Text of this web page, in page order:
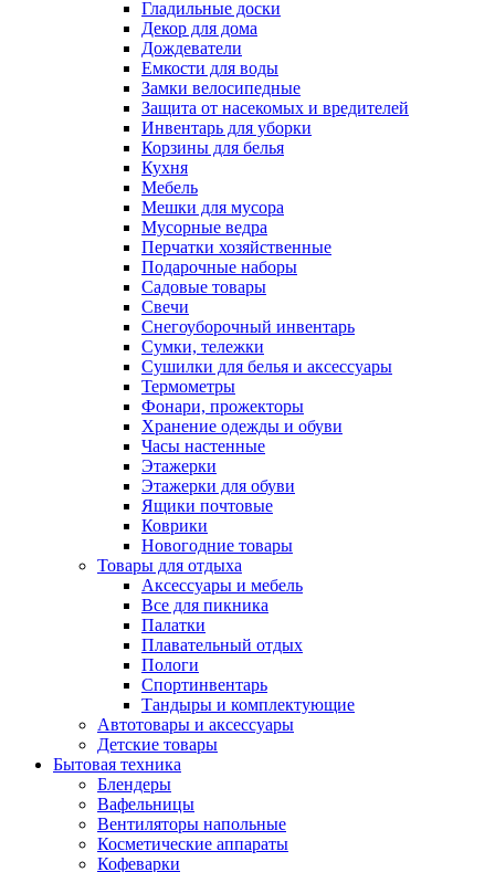
Гладильные доски
Декор для дома
Дождеватели
Емкости для воды
Замки велосипедные
Защита от насекомых и вредителей
Инвентарь для уборки
Корзины для белья
Кухня
Мебель
Мешки для мусора
Мусорные ведра
Перчатки хозяйственные
Подарочные наборы
Садовые товары
Свечи
Снегоуборочный инвентарь
Сумки, тележки
Сушилки для белья и аксессуары
Термометры
Фонари, прожекторы
Хранение одежды и обуви
Часы настенные
Этажерки
Этажерки для обуви
Ящики почтовые
Коврики
Новогодние товары
Товары для отдыха
Аксессуары и мебель
Все для пикника
Палатки
Плавательный отдых
Пологи
Спортинвентарь
Тандыры и комплектующие
Автотовары и аксессуары
Детские товары
Бытовая техника
Блендеры
Вафельницы
Вентиляторы напольные
Косметические аппараты
Кофеварки